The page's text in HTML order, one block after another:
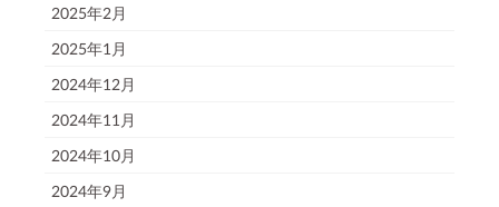
2025年2月
2025年1月
2024年12月
2024年11月
2024年10月
2024年9月